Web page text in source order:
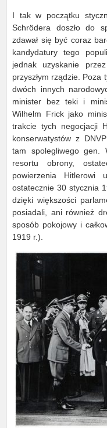
I tak w początku
Schrödera doszło do
zdawał się być coraz
kandydatury tego
jednak uzyskanie
przyszłym rządzie. Poza
dwóch innych
minister bez teki i
Wilhelm Frick jako
trakcie tych negocjacji
konserwatystów z
tam spolegliwego gen.
resortu obrony,
powierzenia Hitlerowi
ostatecznie 30 stycznia
dzięki większości
posiadali, ani również
sposób pokojowy i
1919 r.).